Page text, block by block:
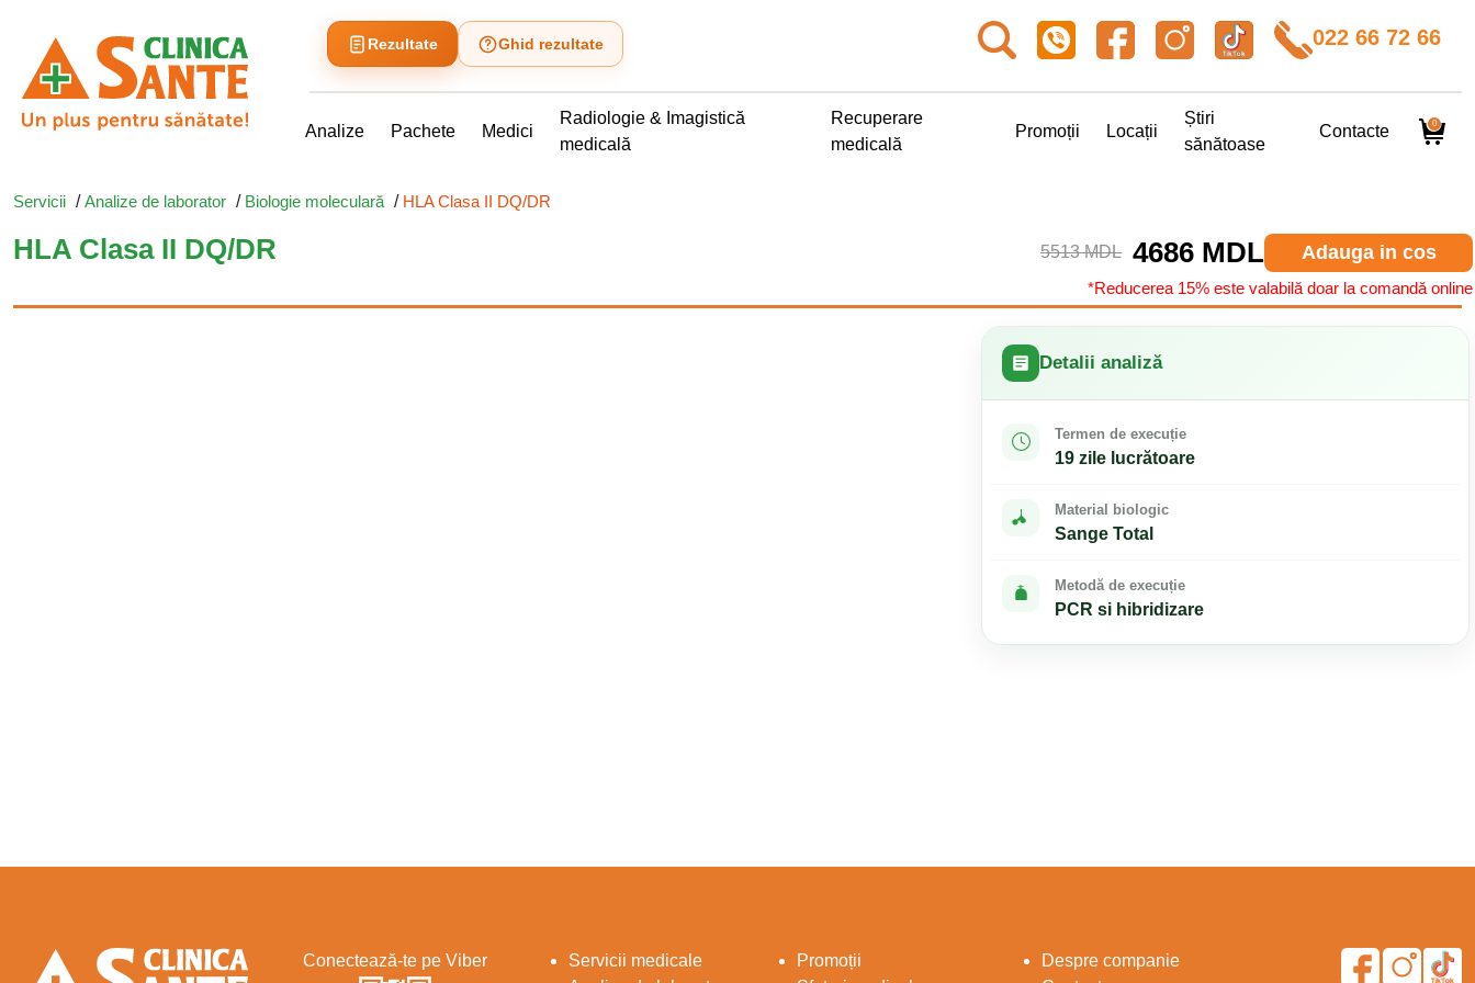
Rezultate Ghid rezultate 022 66 72 66
Analize Pachete Medici
Radiologie & Imagistică
medicală
Recuperare
medicală
Promoții Locații
Știri
sănătoase
Contacte 0
Servicii /Analize de laborator / Biologie moleculară / HLA Clasa II DQ/DR
HLA Clasa II DQ/DR 5513 MDL 4686 MDL Adauga in cos
*Reducerea 15% este valabilă doar la comandă online
Detalii analiză
Termen de execuție
19 zile lucrătoare
Material biologic
Sange Total
Metodă de execuție
PCR si hibridizare
Conectează-te pe Viber
Servicii medicale
Promoții
Despre companie